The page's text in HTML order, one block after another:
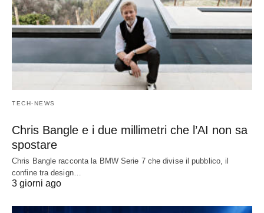
TECH-NEWS
Chris Bangle e i due millimetri che l’AI non sa
spostare
Chris Bangle racconta la BMW Serie 7 che divise il pubblico, il
confine tra design…
3 giorni ago